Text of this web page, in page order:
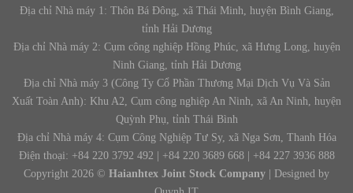
Địa chỉ Nhà máy 1: Thôn Bá Đông, xã Thái Minh, huyện Bình Giang,
tỉnh Hải Dương
Địa chỉ Nhà máy 2: Cụm công nghiệp Hồng Phúc, xã Hưng Long, huyện
Ninh Giang, tỉnh Hải Dương
Địa chỉ Nhà máy 3 (Công Ty Cổ Phần Thương Mại Dịch Vụ Và Sản
Xuất Toàn Anh): Khu A2, Cụm công nghiệp An Ninh, xã An Ninh, huyện
Quỳnh Phụ, tỉnh Thái Bình
Địa chỉ Nhà máy 4: Cụm Công Nghiệp Tư Sy, xã Nga Sơn, Thanh Hóa
Điện thoại: +84 220 3792 492 | +84 220 3689 668 | +84 227 3936 888
Copyright 2026 © Haianhtex Joint Stock Company | Designed by